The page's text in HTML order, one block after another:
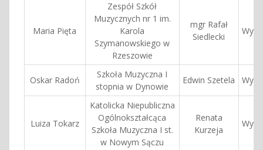
Maria Pięta
Zespół Szkół
Muzycznych nr 1 im.
Karola
Szymanowskiego w
Rzeszowie
mgr Rafał
Siedlecki
Oskar Radoń
Szkoła Muzyczna I
stopnia w Dynowie
Edwin Szetela
Luiza Tokarz
Katolicka Niepubliczna
Ogólnokształcąca
Szkoła Muzyczna I st.
w Nowym Sączu
Renata
Kurzeja